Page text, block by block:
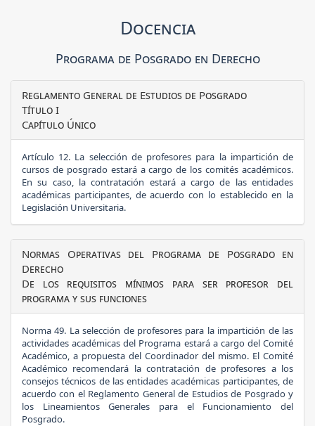
Docencia
Programa de Posgrado en Derecho
Reglamento General de Estudios de Posgrado
Título I
Capítulo Único
Artículo 12. La selección de profesores para la impartición de
cursos de posgrado estará a cargo de los comités académicos.
En su caso, la contratación estará a cargo de las entidades
académicas participantes, de acuerdo con lo establecido en la
Legislación Universitaria.
Normas Operativas del Programa de Posgrado en
Derecho
De los requisitos mínimos para ser profesor del
programa y sus funciones
Norma 49. La selección de profesores para la impartición de las
actividades académicas del Programa estará a cargo del Comité
Académico, a propuesta del Coordinador del mismo. El Comité
Académico recomendará la contratación de profesores a los
consejos técnicos de las entidades académicas participantes, de
acuerdo con el Reglamento General de Estudios de Posgrado y
los Lineamientos Generales para el Funcionamiento del
Posgrado.